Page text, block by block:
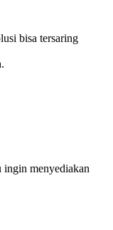
bisa tersaring
ingin menyediakan